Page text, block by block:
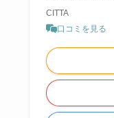
CITTA
口コミを見る